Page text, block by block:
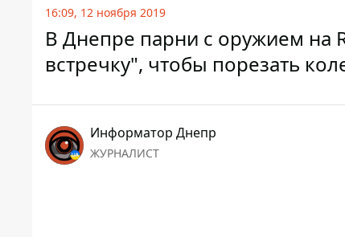
16:09, 12 ноября 2019
В Днепре парни с оружием на
встречку", чтобы порезать
Информатор Днепр
ЖУРНАЛИСТ